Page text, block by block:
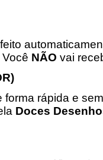
NÃO vai
rápida e
Doces